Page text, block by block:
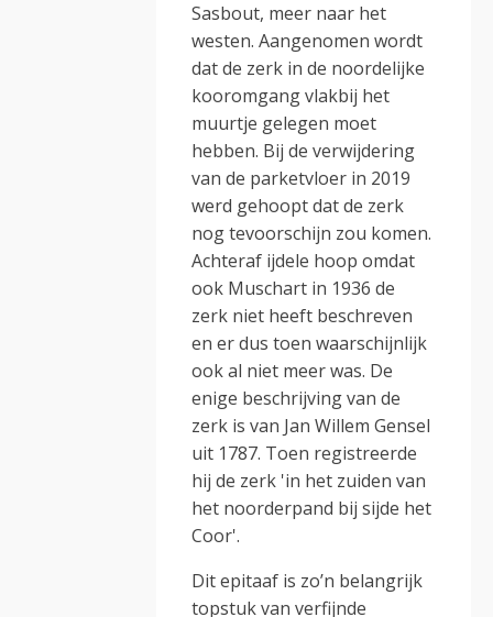
Sasbout, meer naar het
westen. Aangenomen wordt
dat de zerk in de noordelijke
kooromgang vlakbij het
muurtje gelegen moet
hebben. Bij de verwijdering
van de parketvloer in 2019
werd gehoopt dat de zerk
nog tevoorschijn zou komen.
Achteraf ijdele hoop omdat
ook Muschart in 1936 de
zerk niet heeft beschreven
en er dus toen waarschijnlijk
ook al niet meer was. De
enige beschrijving van de
zerk is van Jan Willem Gensel
uit 1787. Toen registreerde
hij de zerk 'in het zuiden van
het noorderpand bij sijde het
Coor'.
Dit epitaaf is zo’n belangrijk
topstuk van verfijnde